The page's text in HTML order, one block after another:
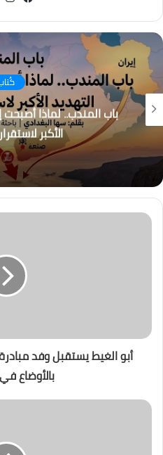
كُتاب
إيران والحوثيون التهديد
المنطقة؟
أبو الغيط يستقبل وفد
بالأوضاع